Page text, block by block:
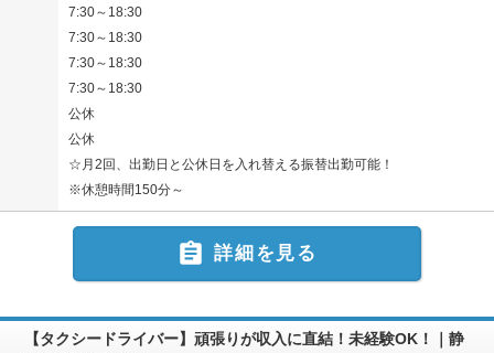
7:30～18:30
7:30～18:30
7:30～18:30
7:30～18:30
公休
公休
☆月2回、出勤日と公休日を入れ替える振替出勤可能！
※休憩時間150分～
 詳細を見る
【タクシードライバー】頑張りが収入に直結！未経験OK！｜静